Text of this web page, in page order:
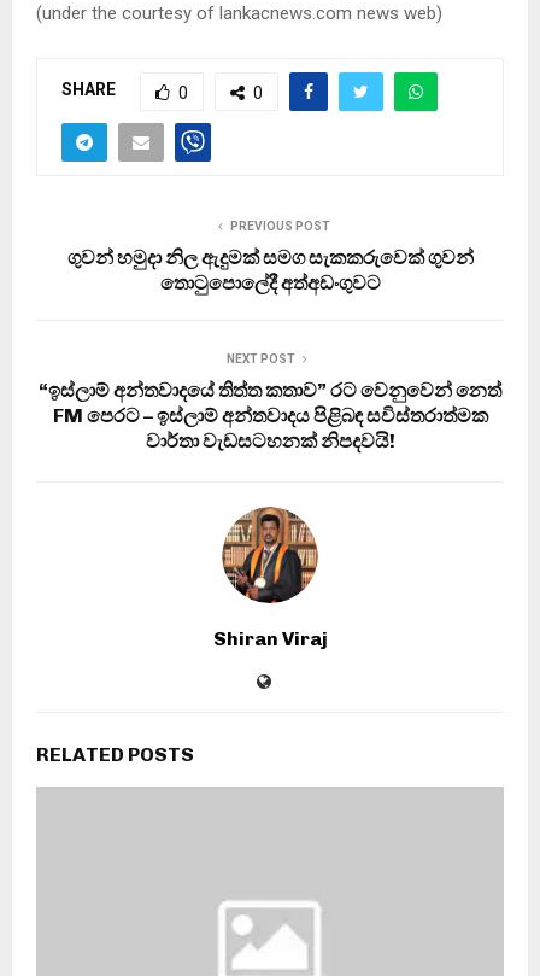
(under the courtesy of lankacnews.com news web)
SHARE 0 0
PREVIOUS POST
ගුවන් හමුදා නිල ඇදුමක් සමග සැකකරුවෙක් ගුවන්
තොටුපොලේදී අත්අඩංගුවට
NEXT POST
“ඉස්ලාම් අන්තවාදයේ තිත්ත කතාව” රට වෙනුවෙන් නෙත්
FM පෙරට – ඉස්ලාම් අන්තවාදය පිළිබඳ සවිස්තරාත්මක
වාර්තා වැඩසටහනක් නිපදවයි!
Shiran Viraj
RELATED POSTS